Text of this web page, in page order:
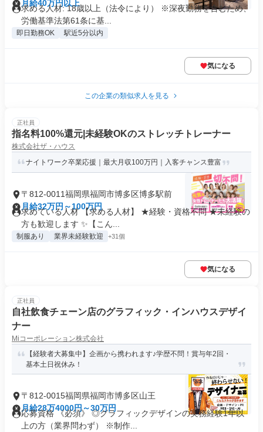
月給40万円以上
求める人材: 18歳以上（法令により） ※深夜勤務を含むため、
労働基準法第61条に基...
即日勤務OK 駅近5分以内
気になる
この企業の類似求人を見る
正社員
指名料100%還元|未経験OKのストレッチトレーナー
株式会社ザ・ハウス
ナイトワーク卒業応援｜最大月収100万円｜入客チャンス豊富
〒812-0011福岡県福岡市博多区博多駅前
月給32万円～100万円
求めている人材 【求める人材】 ★経験・資格不問 ★未経験の
方も歓迎します ✨【こん...
制服あり 業界未経験歓迎 +31個
気になる
正社員
自社飲食チェーン店のグラフィック・インハウスデザイ
ナー
Miコーポレーション株式会社
【経験者大募集中】企画から携われます♪学歴不問！賞与年2回・
基本土日祝休み！
〒812-0015福岡県福岡市博多区山王
月給28万4000円～30万円
応募資格 《必須》 ◎グラフィックデザインの実務経験1年以
上の方（業界問わず） ※制作...